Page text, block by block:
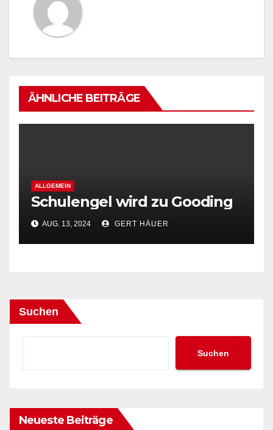
ÄHNLICHE BEITRÄGE
ALLGEMEIN
Schulengel wird zu Gooding
AUG. 13, 2024 GERT HÄUER
Suchen
Suchen
Neueste Beiträge